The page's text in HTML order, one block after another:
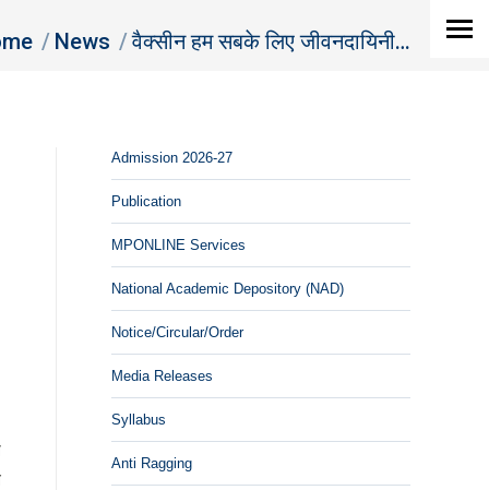
are here:News वैक्सीन हम सबके लिए जीवनदायिनी…
Admission 2026-27
Publication
MPONLINE Services
National Academic Depository (NAD)
Notice/Circular/Order
Media Releases
Syllabus
Anti Ragging